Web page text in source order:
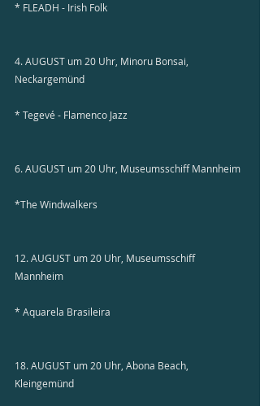
* FLEADH - Irish Folk
4. AUGUST um 20 Uhr, Minoru Bonsai,
Neckargemünd
* Tegevé - Flamenco Jazz
6. AUGUST um 20 Uhr, Museumsschiff Mannheim
*The Windwalkers
12. AUGUST um 20 Uhr, Museumsschiff
Mannheim
* Aquarela Brasileira
18. AUGUST um 20 Uhr, Abona Beach,
Kleingemünd